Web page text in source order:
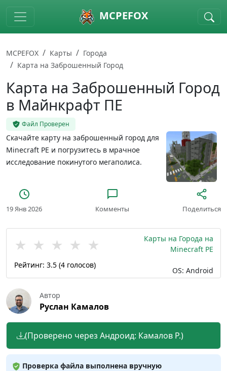
Skip to main content MCPEFOX
MCPEFOX Карты
Города
Карта на Заброшенный Город
Карта на Заброшенный Город
в Майнкрафт ПЕ
Файл Проверен
Скачайте карту на заброшенный город для
Minecraft PE и погрузитесь в мрачное
исследование покинутого мегаполиса.
19 Янв 2026 Комменты Поделиться
★ ★ ★ ★ ★
Рейтинг: 3.5 (4 голосов)
Карты на Города на
Minecraft PE
OS: Android
Автор
Руслан Камалов
(Проверено через Андроид: Камалов Р.)
Проверка файла выполнена вручную